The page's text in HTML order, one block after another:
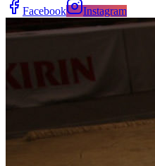
Facebook
Instagram